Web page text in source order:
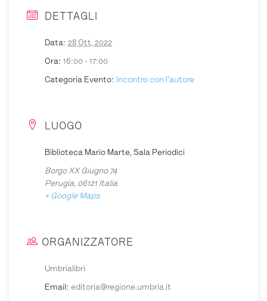
DETTAGLI
Data: 28 Ott, 2022
Ora: 16:00 - 17:00
Categoria Evento: Incontro con l'autore
LUOGO
Biblioteca Mario Marte, Sala Periodici
Borgo XX Giugno 74
Perugia, 06121 Italia
+ Google Maps
ORGANIZZATORE
Umbrialibri
Email: editoria@regione.umbria.it